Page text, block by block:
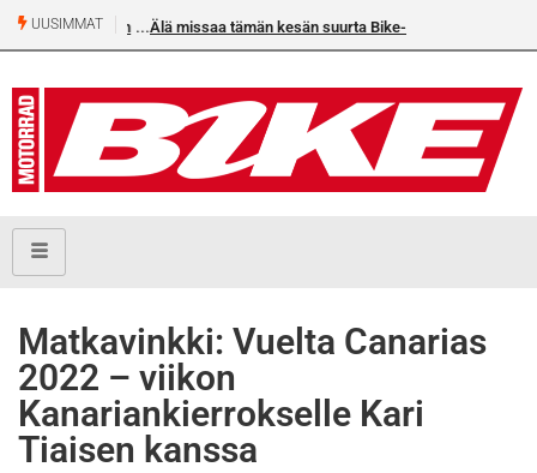
UUSIMMAT Älä missaa tämän kesän suurta Bike-numeroa!
Matkavinkki: Vuelta Canarias
2022 – viikon
Kanariankierrokselle Kari
Tiaisen kanssa